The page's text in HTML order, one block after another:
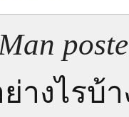
างไรบ้